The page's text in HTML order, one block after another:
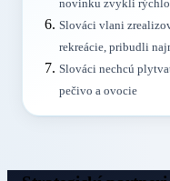
novinku zvykli rýchlo
Slováci vlani
rekreácie, pribudli
Slováci nechcú
pečivo a ovocie